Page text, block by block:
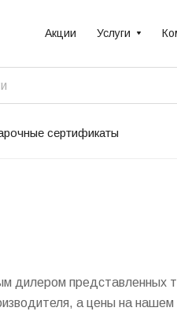
Акции Услуги
сертификаты
дилером представленных
а цены на